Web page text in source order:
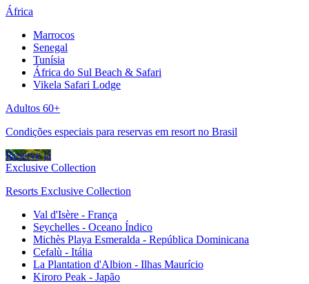
África
Marrocos
Senegal
Tunísia
África do Sul Beach & Safari
Vikela Safari Lodge
Adultos 60+
Condições especiais para reservas em resort no Brasil
Reserve já
Exclusive Collection
Resorts Exclusive Collection
Val d'Isère - França
Seychelles - Oceano Índico
Michès Playa Esmeralda - República Dominicana
Cefalù - Itália
La Plantation d'Albion - Ilhas Maurício
Kiroro Peak - Japão